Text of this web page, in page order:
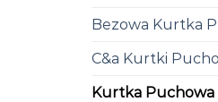
Bezowa Kurtka
C&a Kurtki
Kurtka Puchowa